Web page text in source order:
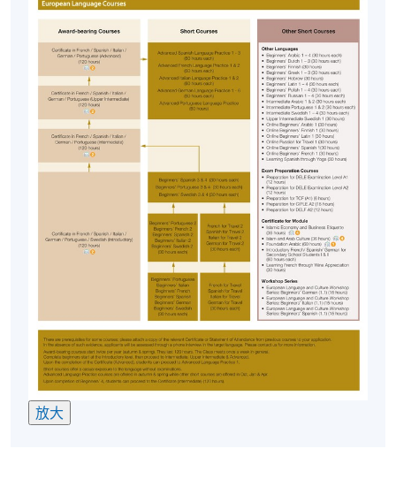
修業期
10 講
每講3小時
地點
港大保良何鴻燊社區書院
放大